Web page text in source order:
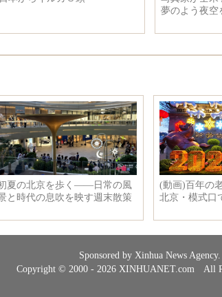
夢のよう夜空
Sponsored by Xinhua News Agency.
Copyright © 2000 - 2026 XINHUANET.com All